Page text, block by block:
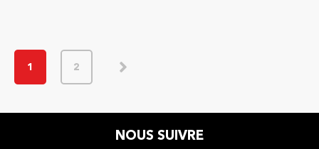
1 2
NOUS SUIVRE